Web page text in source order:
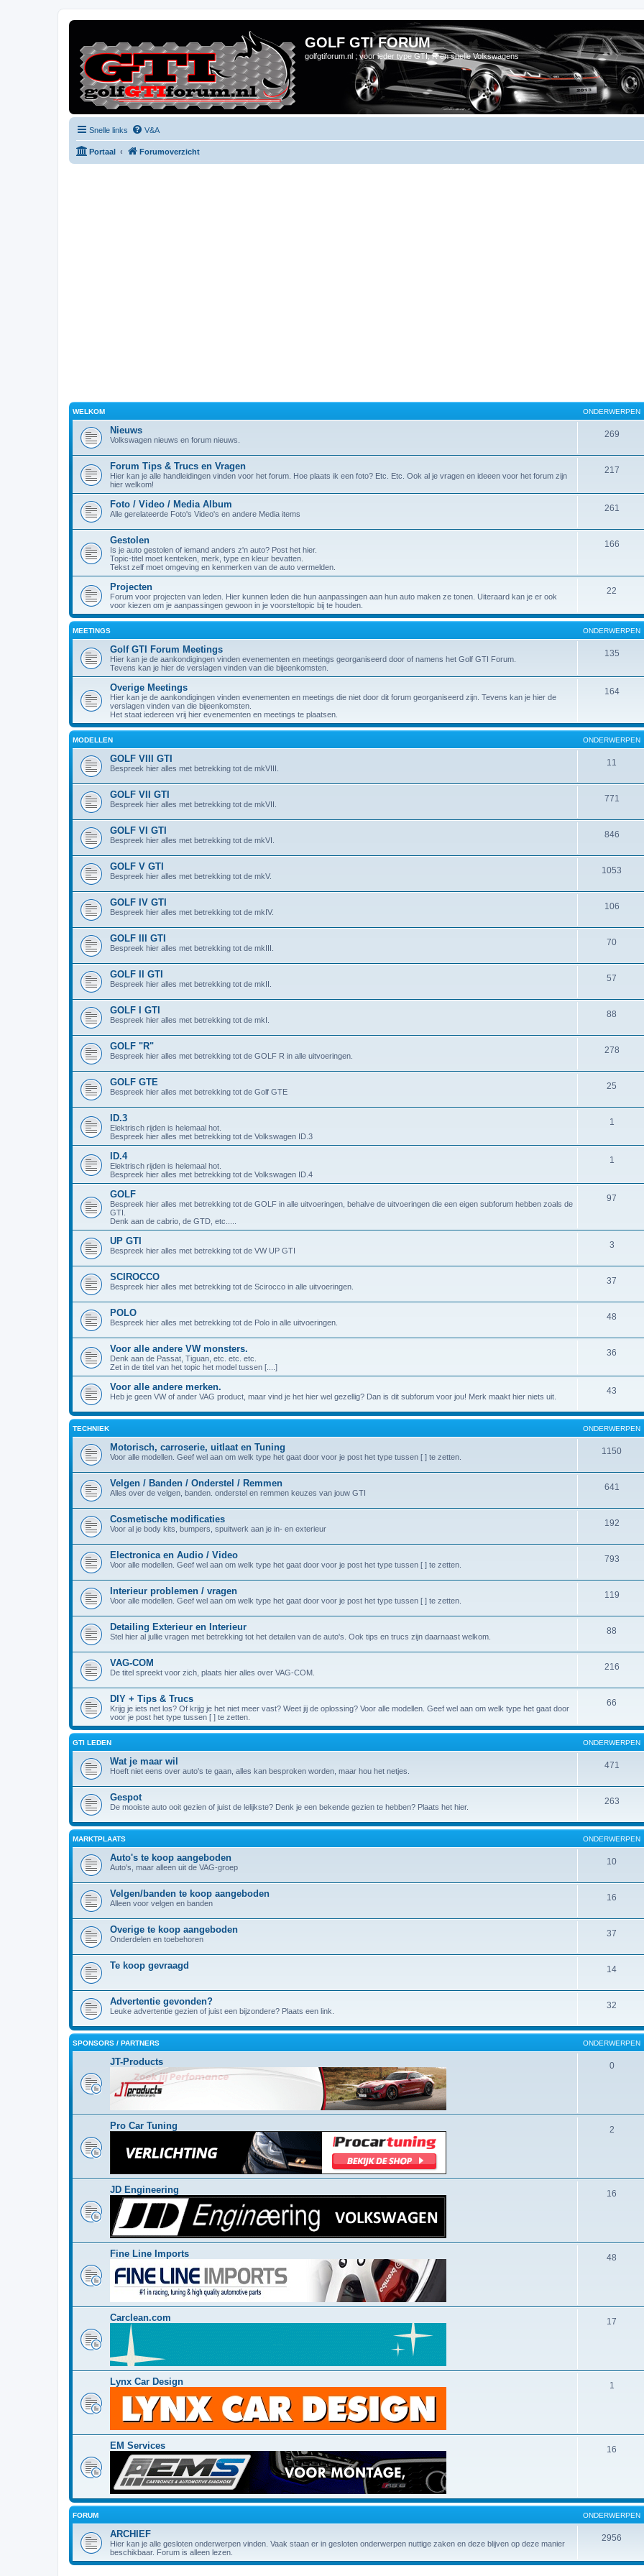
GOLF GTI FORUM
golfgtiforum.nl ; voor ieder type GTI, R en snelle Volkswagens
Snelle links V&A
Portaal Forumoverzicht
WELKOM ONDERWERPEN
Nieuws
Volkswagen nieuws en forum nieuws.
269
Forum Tips & Trucs en Vragen
Hier kan je alle handleidingen vinden voor het forum. Hoe plaats ik een foto? Etc. Etc. Ook al je vragen en ideeen voor het forum zijn
hier welkom!
217
Foto / Video / Media Album
Alle gerelateerde Foto's Video's en andere Media items
261
Gestolen
Is je auto gestolen of iemand anders z'n auto? Post het hier.
Topic-titel moet kenteken, merk, type en kleur bevatten.
Tekst zelf moet omgeving en kenmerken van de auto vermelden.
166
Projecten
Forum voor projecten van leden. Hier kunnen leden die hun aanpassingen aan hun auto maken ze tonen. Uiteraard kan je er ook
voor kiezen om je aanpassingen gewoon in je voorsteltopic bij te houden.
22
MEETINGS ONDERWERPEN
Golf GTI Forum Meetings
Hier kan je de aankondigingen vinden evenementen en meetings georganiseerd door of namens het Golf GTI Forum.
Tevens kan je hier de verslagen vinden van die bijeenkomsten.
135
Overige Meetings
Hier kan je de aankondigingen vinden evenementen en meetings die niet door dit forum georganiseerd zijn. Tevens kan je hier de
verslagen vinden van die bijeenkomsten.
Het staat iedereen vrij hier evenementen en meetings te plaatsen.
164
MODELLEN ONDERWERPEN
GOLF VIII GTI
Bespreek hier alles met betrekking tot de mkVIII.
11
GOLF VII GTI
Bespreek hier alles met betrekking tot de mkVII.
771
GOLF VI GTI
Bespreek hier alles met betrekking tot de mkVI.
846
GOLF V GTI
Bespreek hier alles met betrekking tot de mkV.
1053
GOLF IV GTI
Bespreek hier alles met betrekking tot de mkIV.
106
GOLF III GTI
Bespreek hier alles met betrekking tot de mkIII.
70
GOLF II GTI
Bespreek hier alles met betrekking tot de mkII.
57
GOLF I GTI
Bespreek hier alles met betrekking tot de mkI.
88
GOLF "R"
Bespreek hier alles met betrekking tot de GOLF R in alle uitvoeringen.
278
GOLF GTE
Bespreek hier alles met betrekking tot de Golf GTE
25
ID.3
Elektrisch rijden is helemaal hot.
Bespreek hier alles met betrekking tot de Volkswagen ID.3
1
ID.4
Elektrisch rijden is helemaal hot.
Bespreek hier alles met betrekking tot de Volkswagen ID.4
1
GOLF
Bespreek hier alles met betrekking tot de GOLF in alle uitvoeringen, behalve de uitvoeringen die een eigen subforum hebben zoals de
GTI.
Denk aan de cabrio, de GTD, etc.....
97
UP GTI
Bespreek hier alles met betrekking tot de VW UP GTI
3
SCIROCCO
Bespreek hier alles met betrekking tot de Scirocco in alle uitvoeringen.
37
POLO
Bespreek hier alles met betrekking tot de Polo in alle uitvoeringen.
48
Voor alle andere VW monsters.
Denk aan de Passat, Tiguan, etc. etc. etc.
Zet in de titel van het topic het model tussen [....]
36
Voor alle andere merken.
Heb je geen VW of ander VAG product, maar vind je het hier wel gezellig? Dan is dit subforum voor jou! Merk maakt hier niets uit.
43
TECHNIEK ONDERWERPEN
Motorisch, carroserie, uitlaat en Tuning
Voor alle modellen. Geef wel aan om welk type het gaat door voor je post het type tussen [ ] te zetten.
1150
Velgen / Banden / Onderstel / Remmen
Alles over de velgen, banden. onderstel en remmen keuzes van jouw GTI
641
Cosmetische modificaties
Voor al je body kits, bumpers, spuitwerk aan je in- en exterieur
192
Electronica en Audio / Video
Voor alle modellen. Geef wel aan om welk type het gaat door voor je post het type tussen [ ] te zetten.
793
Interieur problemen / vragen
Voor alle modellen. Geef wel aan om welk type het gaat door voor je post het type tussen [ ] te zetten.
119
Detailing Exterieur en Interieur
Stel hier al jullie vragen met betrekking tot het detailen van de auto's. Ook tips en trucs zijn daarnaast welkom.
88
VAG-COM
De titel spreekt voor zich, plaats hier alles over VAG-COM.
216
DIY + Tips & Trucs
Krijg je iets net los? Of krijg je het niet meer vast? Weet jij de oplossing? Voor alle modellen. Geef wel aan om welk type het gaat door
voor je post het type tussen [ ] te zetten.
66
GTI LEDEN ONDERWERPEN
Wat je maar wil
Hoeft niet eens over auto's te gaan, alles kan besproken worden, maar hou het netjes.
471
Gespot
De mooiste auto ooit gezien of juist de lelijkste? Denk je een bekende gezien te hebben? Plaats het hier.
263
MARKTPLAATS ONDERWERPEN
Auto's te koop aangeboden
Auto's, maar alleen uit de VAG-groep
10
Velgen/banden te koop aangeboden
Alleen voor velgen en banden
16
Overige te koop aangeboden
Onderdelen en toebehoren
37
Te koop gevraagd 14
Advertentie gevonden?
Leuke advertentie gezien of juist een bijzondere? Plaats een link.
32
SPONSORS / PARTNERS ONDERWERPEN
JT-Products 0
Pro Car Tuning 2
JD Engineering 16
Fine Line Imports 48
Carclean.com 17
Lynx Car Design 1
EM Services 16
FORUM ONDERWERPEN
ARCHIEF
Hier kan je alle gesloten onderwerpen vinden. Vaak staan er in gesloten onderwerpen nuttige zaken en deze blijven op deze manier
beschikbaar. Forum is alleen lezen.
2956